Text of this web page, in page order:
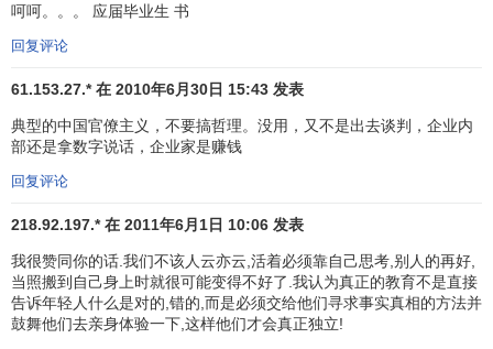
呵呵。。。 应届毕业生 书
回复评论
61.153.27.* 在 2010年6月30日 15:43 发表
典型的中国官僚主义，不要搞哲理。没用，又不是出去谈判，企业内
部还是拿数字说话，企业家是赚钱
回复评论
218.92.197.* 在 2011年6月1日 10:06 发表
我很赞同你的话.我们不该人云亦云,活着必须靠自己思考,别人的再好,
当照搬到自己身上时就很可能变得不好了.我认为真正的教育不是直接
告诉年轻人什么是对的,错的,而是必须交给他们寻求事实真相的方法并
鼓舞他们去亲身体验一下,这样他们才会真正独立!